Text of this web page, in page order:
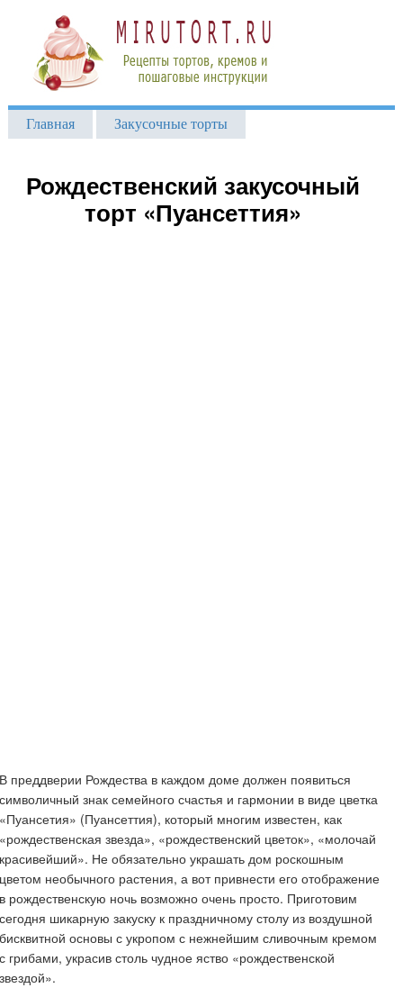
Главная Закусочные торты
Рождественский закусочный
торт «Пуансеттия»
В преддверии Рождества в каждом доме должен появиться
символичный знак семейного счастья и гармонии в виде цветка
«Пуансетия» (Пуансеттия), который многим известен, как
«рождественская звезда», «рождественский цветок», «молочай
красивейший». Не обязательно украшать дом роскошным
цветом необычного растения, а вот привнести его отображение
в рождественскую ночь возможно очень просто. Приготовим
сегодня шикарную закуску к праздничному столу из воздушной
бисквитной основы с укропом с нежнейшим сливочным кремом
с грибами, украсив столь чудное яство «рождественской
звездой».